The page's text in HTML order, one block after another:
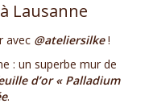
Lausanne
avec @ateliersilke!
: un superbe mur de
d’or « Palladium
.